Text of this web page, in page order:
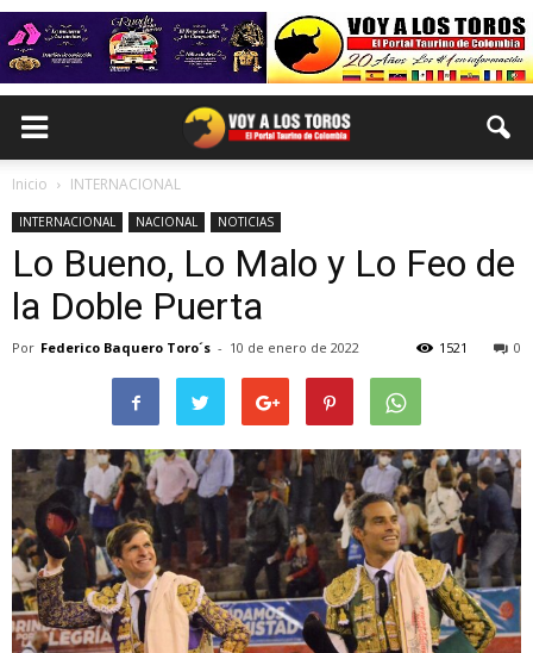
Inicio INTERNACIONAL
INTERNACIONAL NACIONAL NOTICIAS
Lo Bueno, Lo Malo y Lo Feo de
la Doble Puerta
Por Federico Baquero Toro´s - 10 de enero de 2022 0
1521